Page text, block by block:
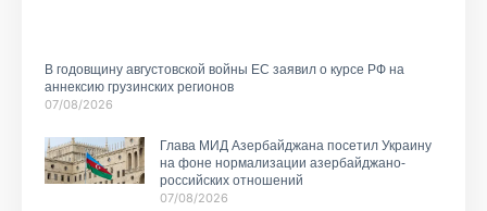
В годовщину августовской войны ЕС заявил о курсе РФ на
аннексию грузинских регионов
07/08/2026
Глава МИД Азербайджана посетил Украину
на фоне нормализации азербайджано-
российских отношений
07/08/2026